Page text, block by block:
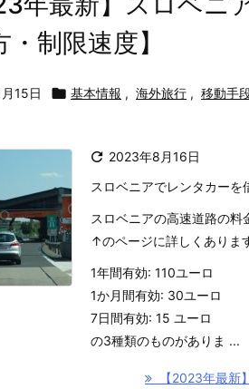
・制限速度】
15日  基本情報 , 海外旅行 , 移動手
 2023年8月16日
スロベニアでレンタカー
スロベニアの高速道路の料
↑のページに詳しくありま
1年間有効: 110ユーロ
1か月間有効: 30ユーロ
7日間有効: 15 ユーロ
の3種類のものがありま ...
【2023年最新